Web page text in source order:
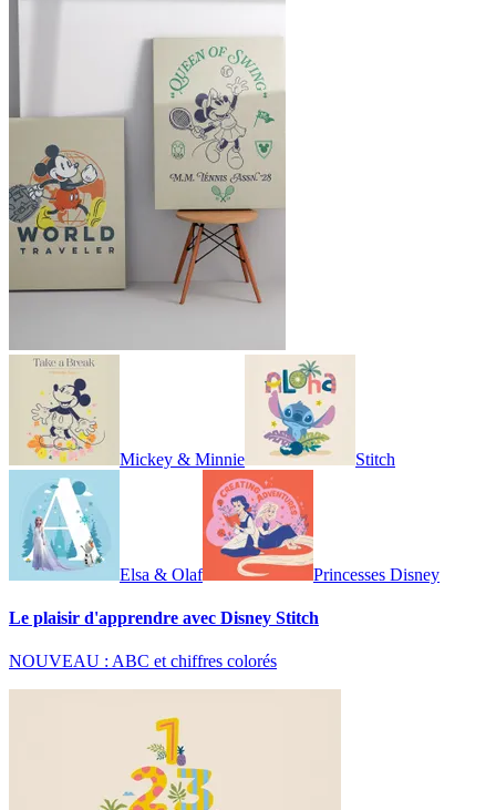
Mickey & Minnie Stitch
Elsa & Olaf Princesses Disney
Le plaisir d'apprendre avec Disney Stitch
NOUVEAU : ABC et chiffres colorés